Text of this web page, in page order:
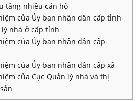
tầng nhiều căn hộ
của Ủy ban nhân dân cấp tỉnh
nhà ở cấp tỉnh
của Ủy ban nhân dân cấp
của Ủy ban nhân dân cấp xã
của Cục Quản lý nhà và thị